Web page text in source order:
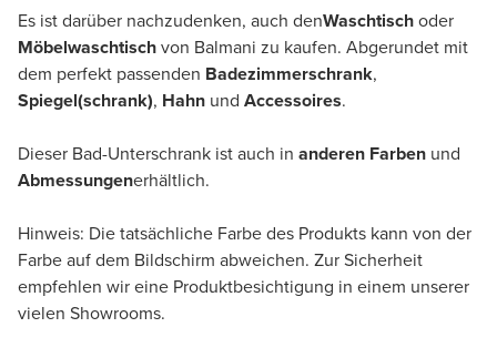
Es ist darüber nachzudenken, auch denWaschtischoder
Möbelwaschtischvon Balmani zu kaufen. Abgerundet mit
dem perfekt passenden Badezimmerschrank,
Spiegel(schrank), Hahn und Accessoires.
Dieser Bad-Unterschrank ist auch in anderen Farben und
Abmessungenerhältlich.
Hinweis: Die tatsächliche Farbe des Produkts kann von der
Farbe auf dem Bildschirm abweichen. Zur Sicherheit
empfehlen wir eine Produktbesichtigung in einem unserer
vielen Showrooms.